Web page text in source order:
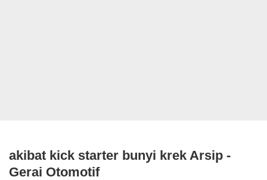
akibat kick starter bunyi krek Arsip -
Gerai Otomotif